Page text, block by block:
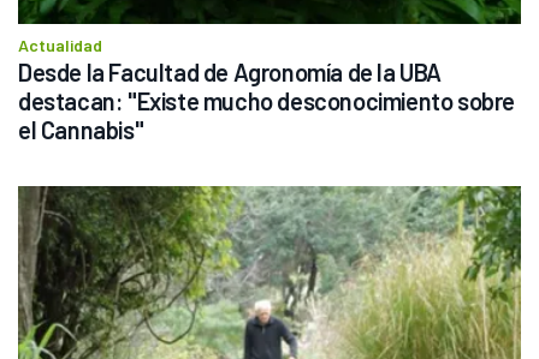
Actualidad
Desde la Facultad de Agronomía de la UBA
destacan: "Existe mucho desconocimiento sobre
el Cannabis"